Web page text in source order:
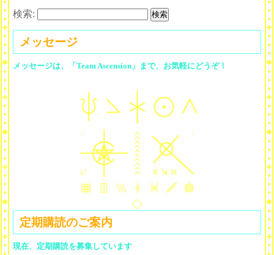
検索:
メッセージ
メッセージは、「Team Ascension」まで、お気軽にどうぞ！
定期購読のご案内
現在、定期購読を募集しています